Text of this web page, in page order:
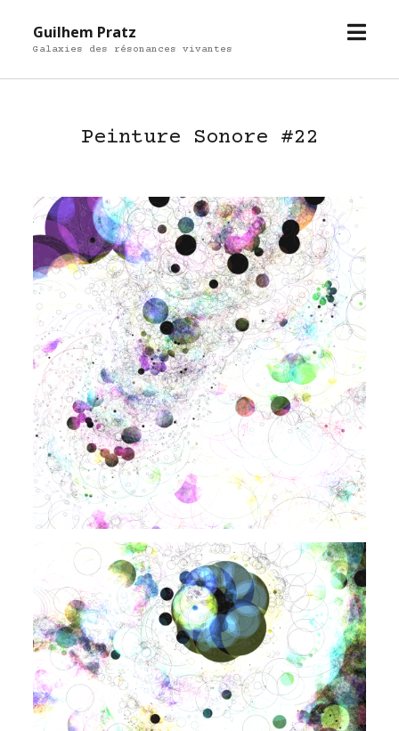
Guilhem Pratz
Galaxies des résonances vivantes
open
Peinture Sonore #22